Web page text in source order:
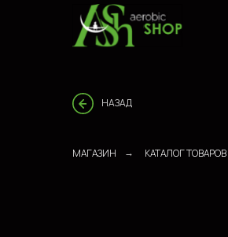
НАЗАД
МАГАЗИН → КАТАЛОГ ТОВАРОВ